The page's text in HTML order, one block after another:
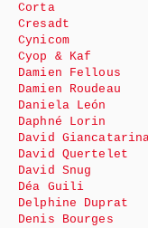
Corta
Cresadt
Cynicom
Cyop & Kaf
Damien Fellous
Damien Roudeau
Daniela León
Daphné Lorin
David
David Quertelet
David Snug
Déa Guili
Delphine Duprat
Denis Bourges